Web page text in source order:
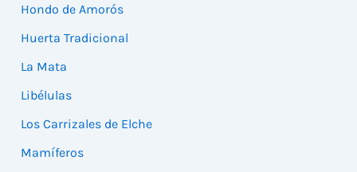
Hondo de Amorós
Huerta Tradicional
La Mata
Libélulas
Los Carrizales de Elche
Mamíferos